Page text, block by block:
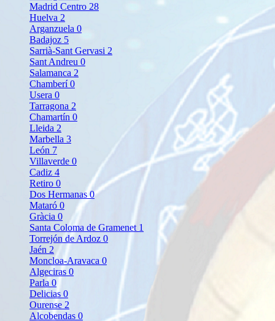
Madrid Centro 28
Huelva 2
Arganzuela 0
Badajoz 5
Sarrià-Sant Gervasi 2
Sant Andreu 0
Salamanca 2
Chamberí0
Usera 0
Tarragona 2
Chamartín 0
Lleida 2
Marbella 3
León 7
Villaverde 0
Cadiz 4
Retiro 0
Dos Hermanas0
Mataró 0
Gràcia 0
Santa Coloma de Gramenet 1
Torrejón de Ardoz 0
Jaén 2
Moncloa-Aravaca 0
Algeciras 0
Parla 0
Delicias 0
Ourense 2
Alcobendas 0